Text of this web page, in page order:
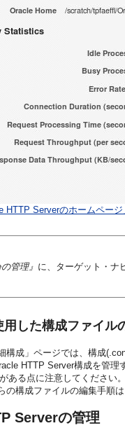
HTTP Serverのホームペー
管理』 に、ターゲット・ナ
した構成ファイル
構成」ページでは、構成
HTTP Server構成を管
ある点に注意してくださ
の構成ファイルの編集手順
Serverの管理